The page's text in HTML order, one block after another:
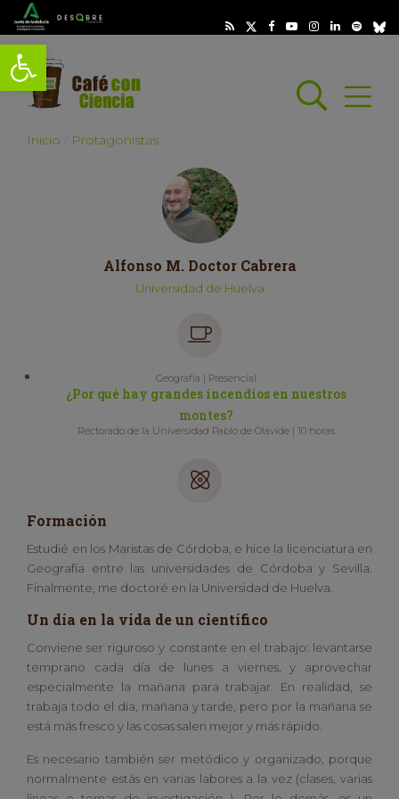
Abrir barra de herramientas
Abrir
Inicio Protagonistas
Alfonso M. Doctor Cabrera
Universidad de Huelva
Geografía | Presencial
¿Por qué hay grandes incendios en nuestros
montes?
Rectorado de la Universidad Pablo de Olavide | 10 horas
Formación
Estudié en los Maristas de Córdoba, e hice la licenciatura en
Geografía entre las universidades de Córdoba y Sevilla.
Finalmente, me doctoré en la Universidad de Huelva.
Un día en la vida de un científico
Conviene ser riguroso y constante en el trabajo: levantarse
temprano cada día de lunes a viernes, y aprovechar
especialmente la mañana para trabajar. En realidad, se
trabaja todo el día, mañana y tarde, pero por la mañana se
está más fresco y las cosas salen mejor y más rápido.
Es necesario también ser metódico y organizado, porque
normalmente estás en varias labores a la vez (clases, varias